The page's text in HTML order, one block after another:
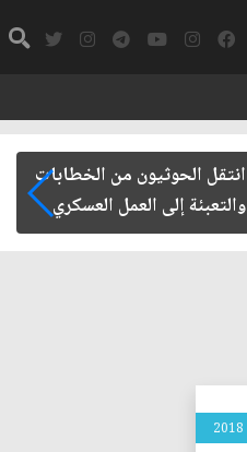
انتقل الحوثيون من الخطابات
والتعبئة إلى العمل العسكري